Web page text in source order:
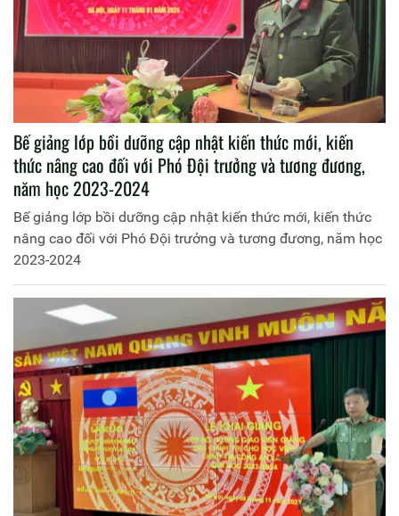
Bế giảng lớp bồi dưỡng cập nhật kiến thức mới, kiến
thức nâng cao đối với Phó Đội trưởng và tương đương,
năm học 2023-2024
Bế giảng lớp bồi dưỡng cập nhật kiến thức mới, kiến thức
nâng cao đối với Phó Đội trưởng và tương đương, năm học
2023-2024